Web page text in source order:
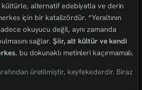
kültürle, alternatif edebiyatla ve derin
için bir katalizördür. “Yeraltının
okuyucu değil, aynı zamanda
sağlar. Şiir, alt kültür ve kendi
, bu dokunaklı metinleri kaçırmamalı.
üretilmiştir, keyfekederdir. Biraz